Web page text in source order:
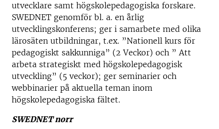
utvecklare samt högskolepedagogiska forskare.
SWEDNET genomför bl. a. en årlig
utvecklingskonferens; ger i samarbete med olika
lärosäten utbildningar, t.ex. ”Nationell kurs för
pedagogiskt sakkunniga” (2 Veckor) och ” Att
arbeta strategiskt med högskolepedagogisk
utveckling” (5 veckor); ger seminarier och
webbinarier på aktuella teman inom
högskolepedagogiska fältet.
SWEDNET norr